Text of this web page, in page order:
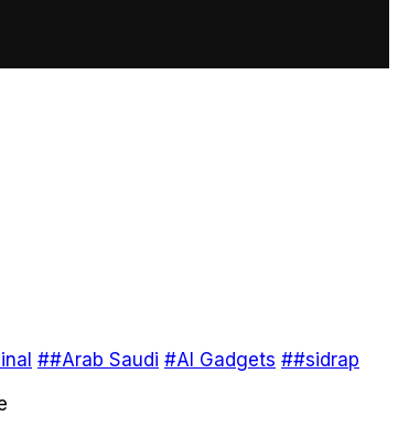
##Arab Saudi #AI Gadgets ##sidrap